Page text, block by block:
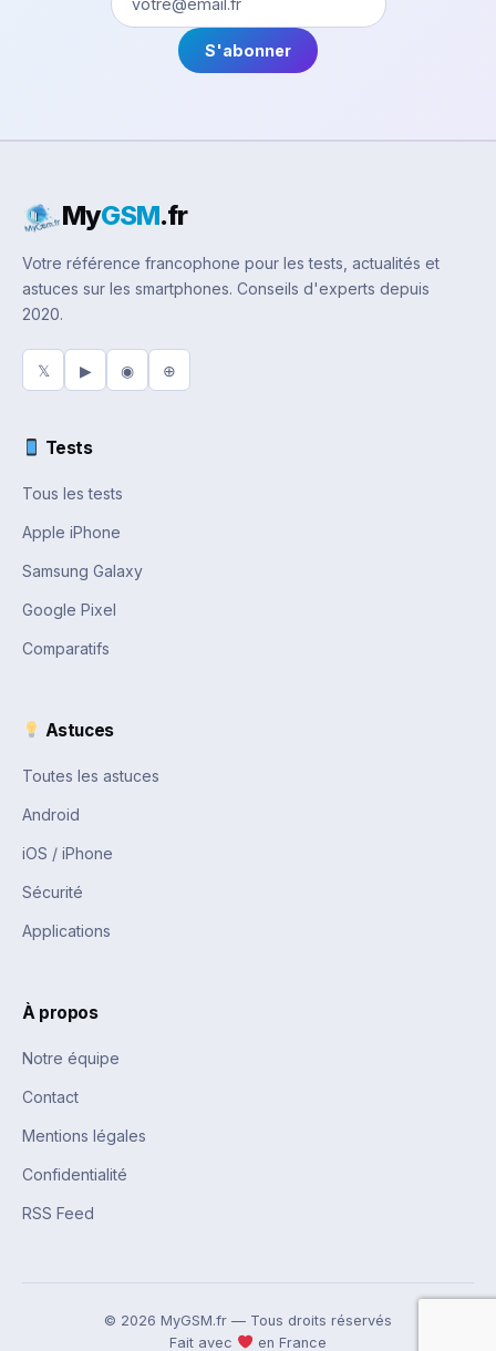
S'abonner
MyGSM.fr
Votre référence francophone pour les tests, actualités et
astuces sur les smartphones. Conseils d'experts depuis
2020.
𝕏 ▶ ◉ ⊕
Tests
Tous les tests
Apple iPhone
Samsung Galaxy
Google Pixel
Comparatifs
Astuces
Toutes les astuces
Android
iOS / iPhone
Sécurité
Applications
À propos
Notre équipe
Contact
Mentions légales
Confidentialité
RSS Feed
© 2026 MyGSM.fr — Tous droits réservés
Fait avec
en France